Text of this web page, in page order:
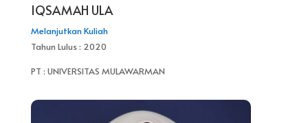
IQSAMAH ULA
Melanjutkan Kuliah
Tahun Lulus : 2020
PT : UNIVERSITAS MULAWARMAN